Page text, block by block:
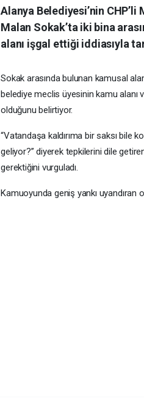
Alanya Belediyesi’nin
Malan Sokak’ta iki bina
alanı işgal ettiği iddiasıyla
Sokak arasında bulunan kamusal
belediye meclis üyesinin kamu alanı
olduğunu belirtiyor.
“Vatandaşa kaldırıma bir saksı bile
geliyor?” diyerek tepkilerini dile
gerektiğini vurguladı.
Kamuoyunda geniş yankı uyandıran